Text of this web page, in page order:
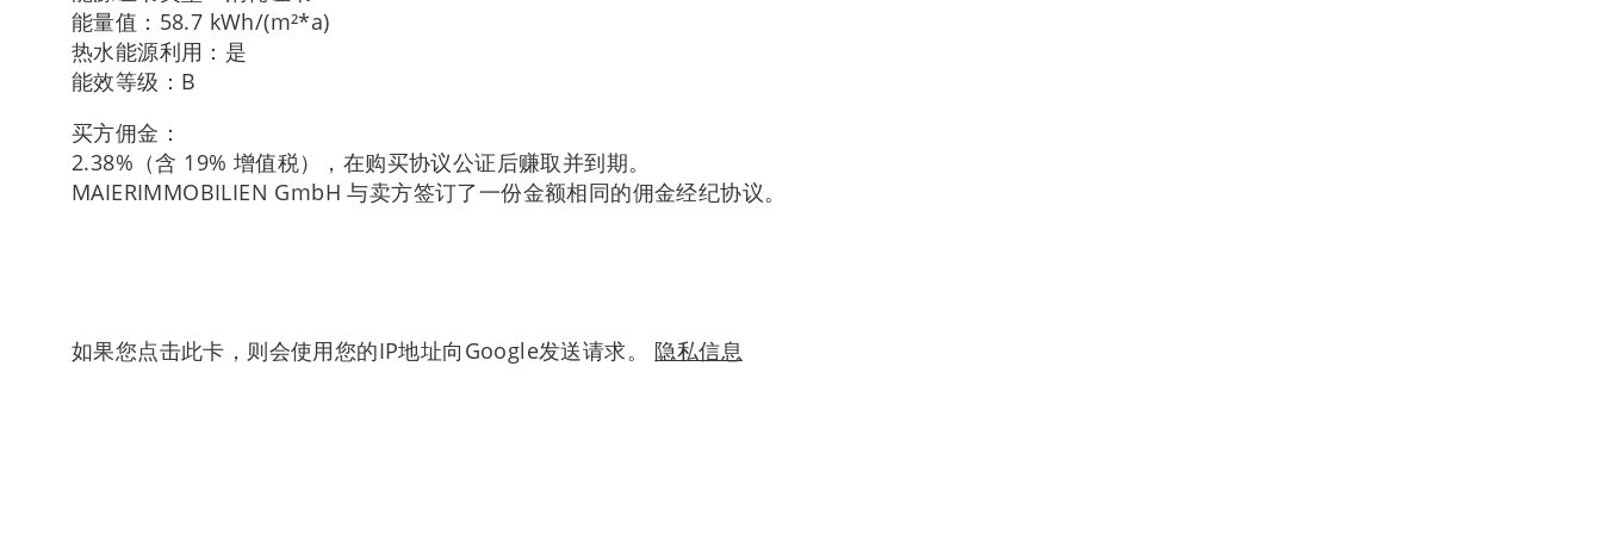
能量值：58.7 kWh/(m²*a)
热水能源利用：是
能效等级：B
买方佣金：
2.38%（含 19% 增值税），在购买协议公证后赚取并到期。
MAIERIMMOBILIEN GmbH 与卖方签订了一份金额相同的佣金经纪协议。
如果您点击此卡，则会使用您的IP地址向Google发送请求。 隐私信息